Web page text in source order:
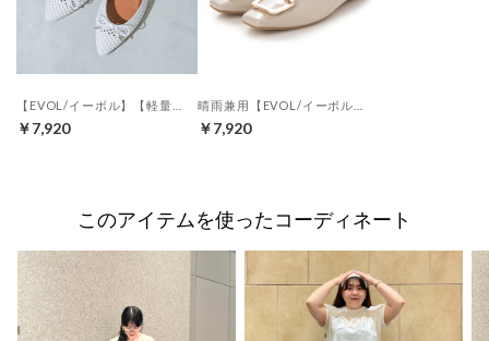
￥7,920 ￥7,920
このアイテムを使ったコーディネート